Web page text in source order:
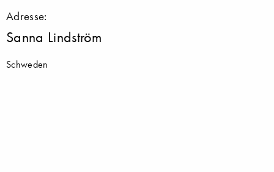
Adresse:
Sanna Lindström
Schweden